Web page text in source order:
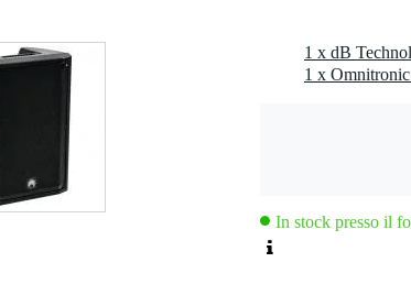
20,9 kHz
DSP presets
1 x dB
1 x
In stock presso il